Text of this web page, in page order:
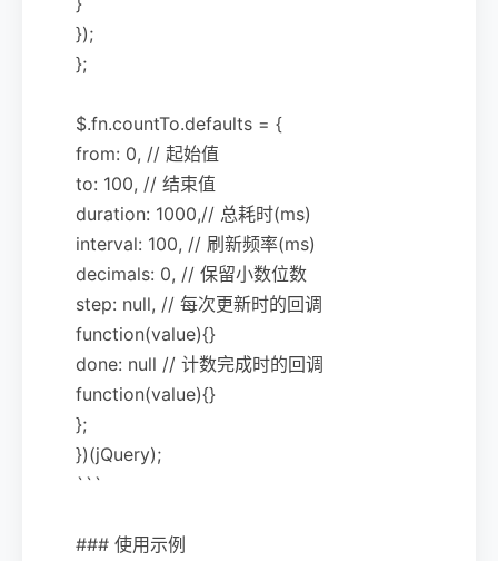
});
};
$.fn.countTo.defaults = {
from: 0, // 起始值
to: 100, // 结束值
duration: 1000,// 总耗时(ms)
interval: 100, // 刷新频率(ms)
decimals: 0, // 保留小数位数
step: null, // 每次更新时的回调
function(value){}
done: null // 计数完成时的回调
function(value){}
};
})(jQuery);
```
### 使用示例